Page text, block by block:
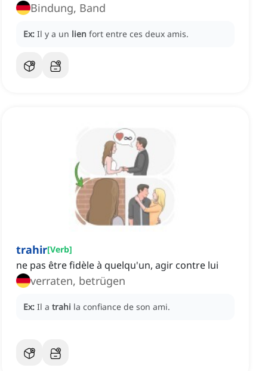
Bindung, Band
Ex: Il y a un lien fort entre ces deux amis.
trahir[Verb]
ne pas être fidèle à quelqu'un, agir contre lui
verraten, betrügen
Ex: Il a trahi la confiance de son ami.